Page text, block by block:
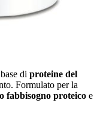
di proteine del
Formulato per la
fabbisogno proteico e